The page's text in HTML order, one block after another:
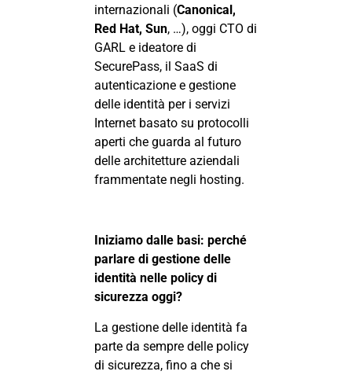
internazionali (Canonical,
Red Hat, Sun, …), oggi CTO di
GARL e ideatore di
SecurePass, il SaaS di
autenticazione e gestione
delle identità per i servizi
Internet basato su protocolli
aperti che guarda al futuro
delle architetture aziendali
frammentate negli hosting.
Iniziamo dalle basi: perché
parlare di gestione delle
identità nelle policy di
sicurezza oggi?
La gestione delle identità fa
parte da sempre delle policy
di sicurezza, fino a che si